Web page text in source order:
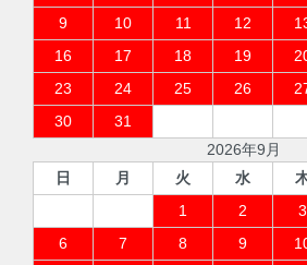
9
10 11 12
16
17 18 19
23
24 25 26
30
31
2026年9月
日
月 火 水
1
2 3
6
7 8 9